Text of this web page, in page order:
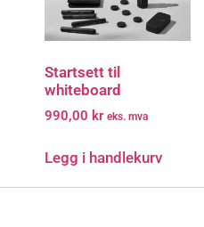
Startsett til
whiteboard
990,00 kr eks. mva
Legg i handlekurv